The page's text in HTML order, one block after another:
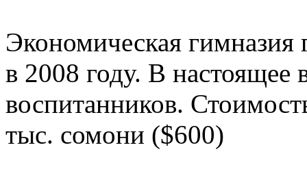
Экономическая
в 2008 году. В настоящее
воспитанников.
тыс. сомони ($600)